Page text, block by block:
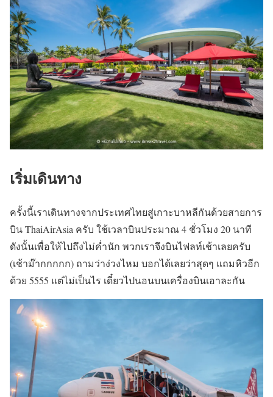
เริ่มเดินทาง
ครั้งนี้เราเดินทางจากประเทศไทยสู่เกาะบาหลีกันด้วยสายการ
บิน ThaiAirAsia ครับ ใช้เวลาบินประมาณ 4 ชั่วโมง 20 นาที
ดังนั้นเพื่อให้ไปถึงไม่ค่ำนัก พวกเราจึงบินไฟลท์เช้าเลยครับ
(เช้าม๊ากกกกก) ถามว่าง่วงไหม บอกได้เลยว่าสุดๆ แถมหิวอีก
ด้วย 5555 แต่ไม่เป็นไร เดี๋ยวไปนอนบนเครื่องบินเอาละกัน